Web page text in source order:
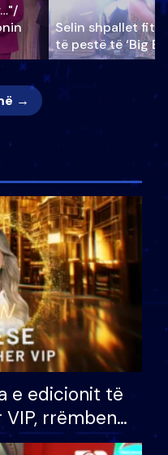
Selin shpallet
të pestë të ‘Big
→
e edicionit të
rrëmben
mijë eurosh